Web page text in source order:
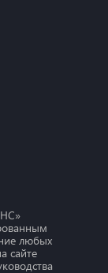
любых
сайте